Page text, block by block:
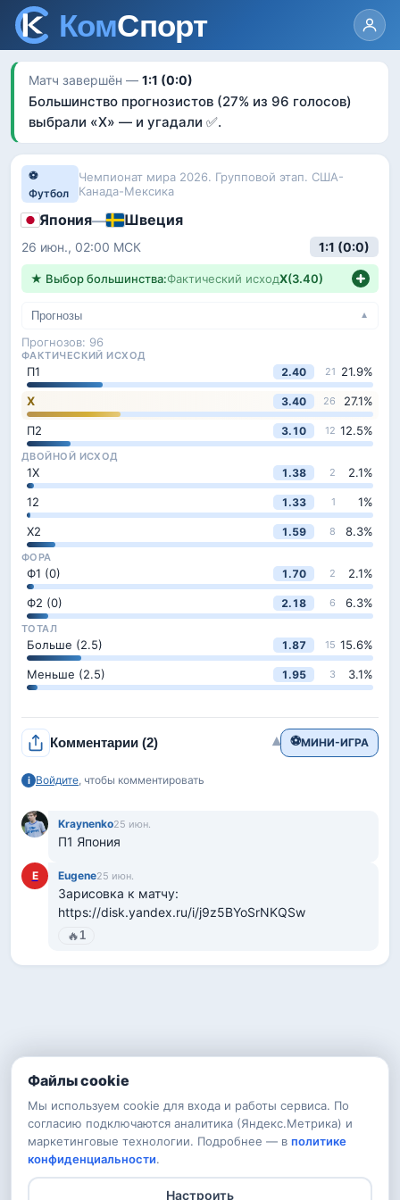
Файлы cookie
Мы используем cookie для входа и работы сервиса. По
согласию подключаются аналитика (Яндекс.Метрика) и
маркетинговые технологии. Подробнее — в политике
конфиденциальности.
Настроить
Матч завершён — 1:1 (0:0)
Большинство прогнозистов (27% из 96 голосов)
выбрали «Х» — и угадали ✅.
⚽
Футбол
Чемпионат мира 2026. Групповой этап. США-
Канада-Мексика
Япония— Швеция
26 июн., 02:00 МСК 1:1 (0:0)
★ Выбор большинства:Фактический исходХ(3.40)
Прогнозы ▼
Прогнозов: 96
ФАКТИЧЕСКИЙ ИСХОД
П1 2.40 21 21.9%
Х 3.40 26 27.1%
П2 3.10 12 12.5%
ДВОЙНОЙ ИСХОД
1Х 1.38 2 2.1%
12 1.33 1 1%
Х2 1.59 8 8.3%
ФОРА
Ф1 (0) 1.70 2 2.1%
Ф2 (0) 2.18 6 6.3%
ТОТАЛ
Больше (2.5) 1.87 15 15.6%
Меньше (2.5) 1.95 3 3.1%
⚽МИНИ-ИГРА
Комментарии (2) ▾
i Войдите, чтобы комментировать
Kraynenko25 июн.
П1 Япония
E Eugеne25 июн.
Зарисовка к матчу:
https://disk.yandex.ru/i/j9z5BYoSrNKQSw
🔥1